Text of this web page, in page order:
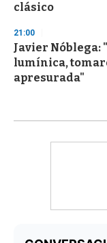
clásico
21:00
Javier Nóblega:
lumínica,
apresurada"